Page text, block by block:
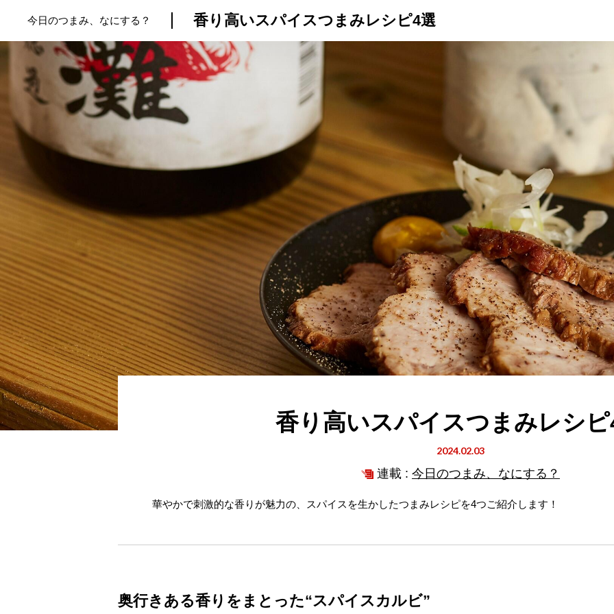
トップ プロが教えるレシピ
今日のつまみ、なにする？ 香り高いスパイスつまみレシピ4選
香り高いスパイスつまみレシ
2024.02.03
連載 : 今日のつまみ、なにする？
華やかで刺激的な香りが魅力の、スパイスを生かしたつまみレシピを4つご紹介します！
奥行きある香りをまとった“スパイスカルビ”